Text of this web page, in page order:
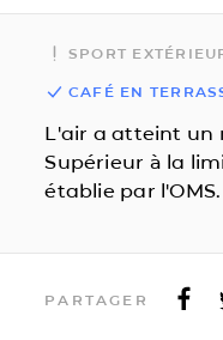
SPORT
CAFÉ EN
L'air a atteint un
Supérieur à la
établie par l'OMS.
PARTAGER